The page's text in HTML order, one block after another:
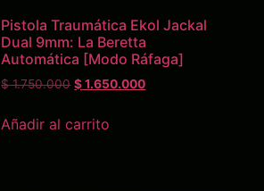
Pistola Traumática Ekol Jackal
Dual 9mm: La Beretta
Automática [Modo Ráfaga]
$1.750.000 $1.650.000
Añadir al carrito